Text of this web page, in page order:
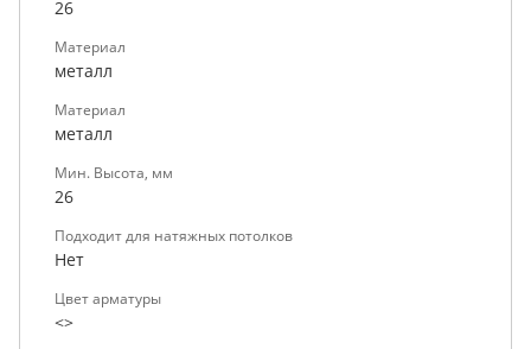
26
Материал
металл
Материал
металл
Мин. Высота, мм
26
Подходит для натяжных потолков
Нет
Цвет арматуры
<>